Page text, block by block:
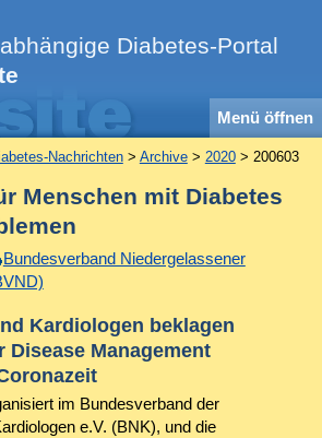
Diabetes-Portal
Menü öffnen
Nachrichten> Archive> 2020> 200603
Menschen mit Diabetes
Bundesverband Niedergelassener
Kardiologen beklagen
Disease Management
im Bundesverband der
e.V. (BNK), und die